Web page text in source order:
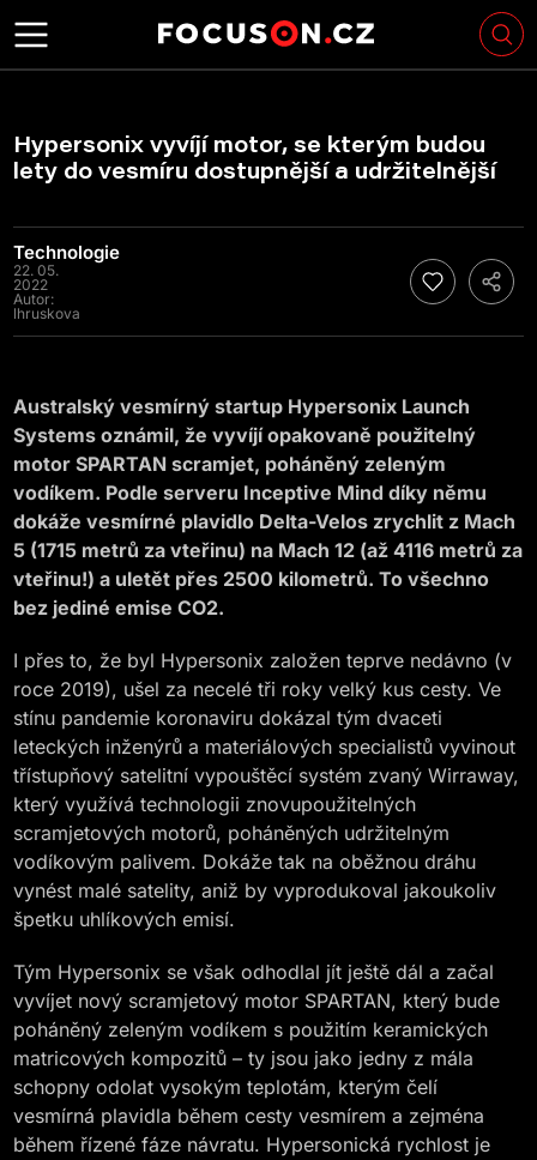
Hypersonix vyvíjí motor, se kterým budou
lety do vesmíru dostupnější a udržitelnější
Technologie
22. 05.
2022
Autor:
lhruskova
Australský vesmírný startup Hypersonix Launch
Systems oznámil, že vyvíjí opakovaně použitelný
motor SPARTAN scramjet, poháněný zeleným
vodíkem. Podle serveru Inceptive Mind díky němu
dokáže vesmírné plavidlo Delta-Velos zrychlit z Mach
5 (1715 metrů za vteřinu) na Mach 12 (až 4116 metrů za
vteřinu!) a uletět přes 2500 kilometrů. To všechno
bez jediné emise CO2.
I přes to, že byl Hypersonix založen teprve nedávno (v
roce 2019), ušel za necelé tři roky velký kus cesty. Ve
stínu pandemie koronaviru dokázal tým dvaceti
leteckých inženýrů a materiálových specialistů vyvinout
třístupňový satelitní vypouštěcí systém zvaný Wirraway,
který využívá technologii znovupoužitelných
scramjetových motorů, poháněných udržitelným
vodíkovým palivem. Dokáže tak na oběžnou dráhu
vynést malé satelity, aniž by vyprodukoval jakoukoliv
špetku uhlíkových emisí.
Tým Hypersonix se však odhodlal jít ještě dál a začal
vyvíjet nový scramjetový motor SPARTAN, který bude
poháněný zeleným vodíkem s použitím keramických
matricových kompozitů – ty jsou jako jedny z mála
schopny odolat vysokým teplotám, kterým čelí
vesmírná plavidla během cesty vesmírem a zejména
během řízené fáze návratu. Hypersonická rychlost je